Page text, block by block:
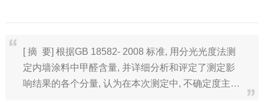
[ 摘 要] 根据GB 18582- 2008 标准, 用分光光度法测
定内墙涂料中甲醛含量, 并详细分析和评定了测定影
响结果的各个分量, 认为在本次测定中, 不确定度主…